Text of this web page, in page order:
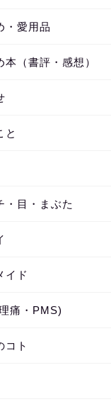
・愛用品
本（書評・感想）
と
・目・まぶた
イド
痛・PMS)
コト